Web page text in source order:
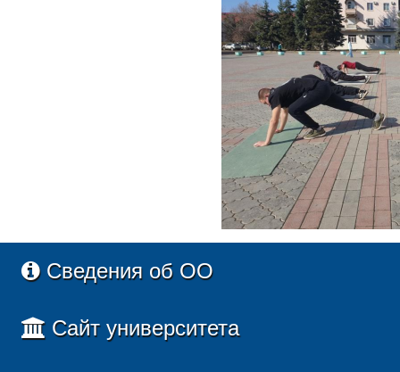
Сведения об ОО
Сайт университета